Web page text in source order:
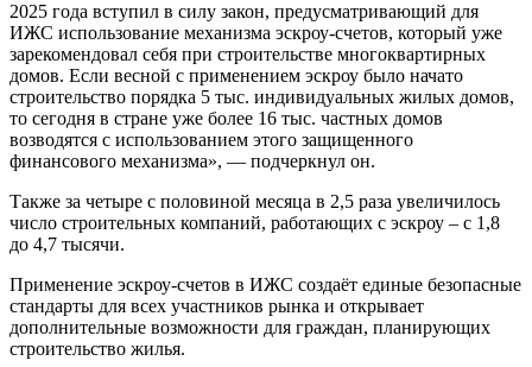
2025 года вступил в силу закон, предусматривающий для
ИЖС использование механизма эскроу-счетов, который уже
зарекомендовал себя при строительстве многоквартирных
домов. Если весной с применением эскроу было начато
строительство порядка 5 тыс. индивидуальных жилых домов,
то сегодня в стране уже более 16 тыс. частных домов
возводятся с использованием этого защищенного
финансового механизма», — подчеркнул он.
Также за четыре с половиной месяца в 2,5 раза увеличилось
число строительных компаний, работающих с эскроу – с 1,8
до 4,7 тысячи.
Применение эскроу-счетов в ИЖС создаёт единые безопасные
стандарты для всех участников рынка и открывает
дополнительные возможности для граждан, планирующих
строительство жилья.